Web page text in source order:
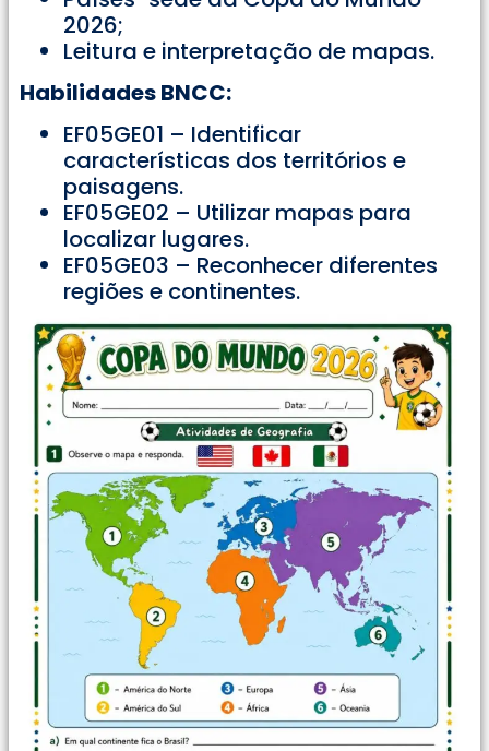
2026;
Leitura e interpretação de mapas.
Habilidades BNCC:
EF05GE01 – Identificar
características dos territórios e
paisagens.
EF05GE02 – Utilizar mapas para
localizar lugares.
EF05GE03 – Reconhecer diferentes
regiões e continentes.